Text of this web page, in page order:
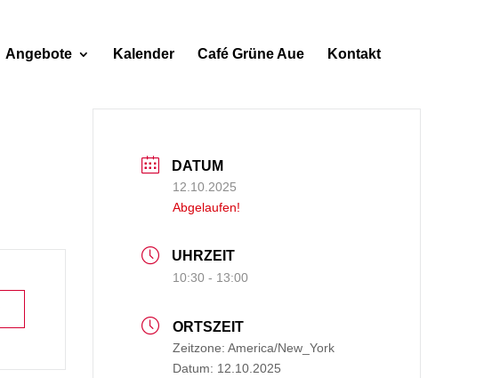
Angebote Kalender Café Grüne Aue Kontakt
DATUM
12.10.2025
Abgelaufen!
UHRZEIT
10:30 - 13:00
ORTSZEIT
Zeitzone:America/New_York
Datum: 12.10.2025